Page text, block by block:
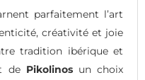
parfaitement l’art
créativité et joie
tradition ibérique et
de Pikolinosun choix